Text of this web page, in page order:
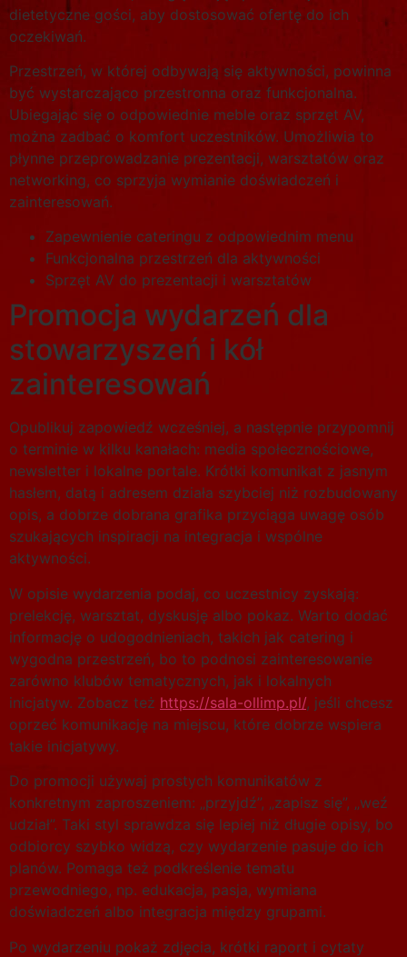
dietetyczne gości, aby dostosować ofertę do ich
oczekiwań.
Przestrzeń, w której odbywają się aktywności, powinna
być wystarczająco przestronna oraz funkcjonalna.
Ubiegając się o odpowiednie meble oraz sprzęt AV,
można zadbać o komfort uczestników. Umożliwia to
płynne przeprowadzanie prezentacji, warsztatów oraz
networking, co sprzyja wymianie doświadczeń i
zainteresowań.
Zapewnienie cateringu z odpowiednim menu
Funkcjonalna przestrzeń dla aktywności
Sprzęt AV do prezentacji i warsztatów
Promocja wydarzeń dla
stowarzyszeń i kół
zainteresowań
Opublikuj zapowiedź wcześniej, a następnie przypomnij
o terminie w kilku kanałach: media społecznościowe,
newsletter i lokalne portale. Krótki komunikat z jasnym
hasłem, datą i adresem działa szybciej niż rozbudowany
opis, a dobrze dobrana grafika przyciąga uwagę osób
szukających inspiracji na integracja i wspólne
aktywności.
W opisie wydarzenia podaj, co uczestnicy zyskają:
prelekcję, warsztat, dyskusję albo pokaz. Warto dodać
informację o udogodnieniach, takich jak catering i
wygodna przestrzeń, bo to podnosi zainteresowanie
zarówno klubów tematycznych, jak i lokalnych
inicjatyw. Zobacz też https://sala-ollimp.pl/, jeśli chcesz
oprzeć komunikację na miejscu, które dobrze wspiera
takie inicjatywy.
Do promocji używaj prostych komunikatów z
konkretnym zaproszeniem: „przyjdź”, „zapisz się”, „weź
udział”. Taki styl sprawdza się lepiej niż długie opisy, bo
odbiorcy szybko widzą, czy wydarzenie pasuje do ich
planów. Pomaga też podkreślenie tematu
przewodniego, np. edukacja, pasja, wymiana
doświadczeń albo integracja między grupami.
Po wydarzeniu pokaż zdjęcia, krótki raport i cytaty